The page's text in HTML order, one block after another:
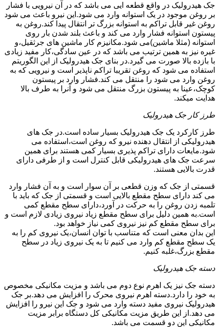
جک هیدرولیک در واقع قطعه ایی می باشد که در آن نیرویی با فشار
بر روغن موجود در یک استوانه وارد می شود.این نیرو باعث می شود
روغن غیر قابل تراکم به استوانه بزرگ تر انتقال پیدا کند.روغن به
پیستون استوانه فشار وارد می کند و باعث بلند شدن بار روی
استوانه (مثلا ماشین)می شود.مکانیزم کار ماشین های جرثقیل،و
غیره نیز به همین ترتیب می باشد که در عین سادگی،کار مفید زیادی
با بازده بالا صورت می گیرد.در بنای جک هیدرولیک از این الگوریتم
استفاده می شود که روغن تقریبا تراکم ناپذیر است و نیرویی که به
روغن وارد می شود را منتقل می کند.فشار وارد بر پیستون
کوچک،عینا به پیستون بزرگ منتقل می شود و آنرا به طرف بالا
هدایت میکند.
طرز کار جک هیدرولیک
طرز کارکرد یک جک هیدرولیک بسیار ساده است.در جک های
هیدرولیکی از انتقال دهنده نیرو که روغن است،استفاده می
شود.مایعات دارای تراکم پذیری بسیار کمی هستند برای همین
سرعت جک های هیدرولیکی قابل کنترل است و از طرفی دارای
قدرت بالایی هستند.
قسمتی از جک که وزن قطعی بر آن سوار است و به آن فشار وارد
می کند دارای سطح مقطع بالایی است و قسمتی از جک که باید با
تلمبه زدن روغن را به حرکت در آورد،دارای سطح مقطع کمی
است.به همین دلیل برای سطح مقطع زیاد نیروی زیادی لازم است و
برای سطح مقطع کم نیز نیروی کمی نیاز خواهد بود.
این بدان معنی است که متناسب با توان انسان،یک نیروی کم را به
یک سطح مقطع کم وارد می کنیم تا به یک نیروی زیاد در سطح
مقطع بزرگ،غلبه کنیم.
دسته جک هیدرولیک
دسته جک نیز یک اهرم نوع دوم می باشد و مزیت مکانیکی مخصوص
به خود را دارد.دسته اهرم نیروی محرک را افزایش می دهد.بر جک
هیدرولیک نیروی مفید دسته وارد می شود و جک این نیرو را افزایش
می دهد.از این طریق مزیت مکانیکی کل دستگاه برابر مزیت
مکانیکی این دو قسمت می باشد.